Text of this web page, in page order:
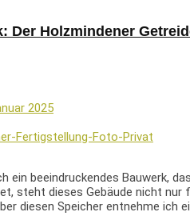
Der Holzmindener
2025
ein beeindruckendes Bauwerk,
steht dieses Gebäude nicht
diesen Speicher entnehme ich